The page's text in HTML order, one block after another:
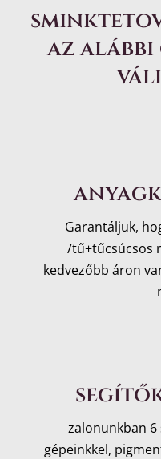
az
Garantáljuk,
/tű+tűcsúcsos
kedvezőbb áron
zalonunkban
gépeinkkel,